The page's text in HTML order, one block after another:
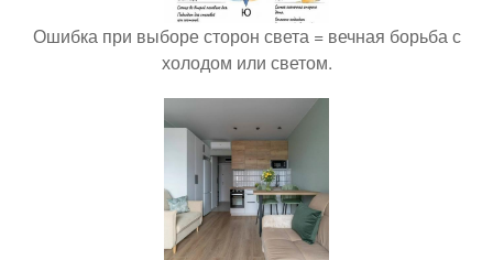
Ошибка при выборе сторон света = вечная борьба с
холодом или светом.